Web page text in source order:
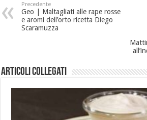
Precedente
Geo | Maltagliati alle rape rosse
e aromi dell’orto ricetta Diego
Scaramuzza
Articoli collegati